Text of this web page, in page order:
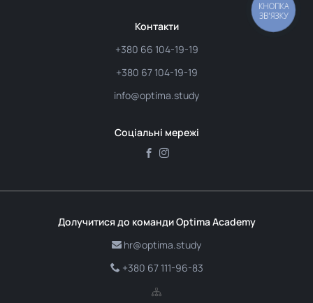
Контакти
+380 66 104-19-19
+380 67 104-19-19
info@optima.study
Соціальні мережі
Долучитися до команди Optima Academy
hr@optima.study
+380 67 111-96-83
КНОПКА
ЗВ'ЯЗКУ